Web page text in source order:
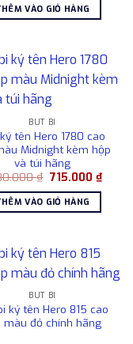
là:
2.850.000 ₫.
VÀO GIỎ HÀNG
BÚT BI
tên Hero 1780 cao
Midnight kèm hộp
và túi hãng
₫ Giá
là:
1.080.000 ₫.
715.000 ₫Giá
hiện
VÀO GIỎ HÀNG
BÚT BI
ký tên Hero 815 cao
màu đỏ chính hãng